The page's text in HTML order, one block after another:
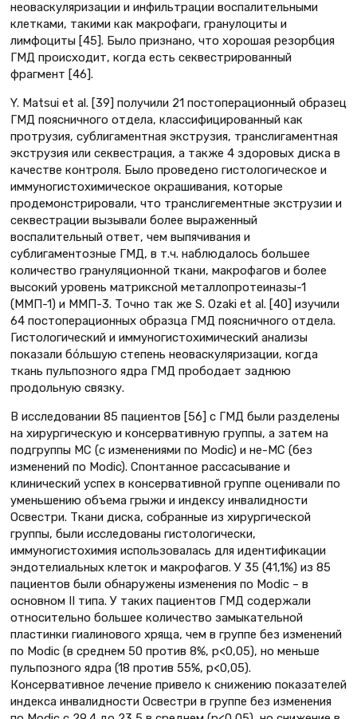
неоваскуляризации и инфильтрации воспалительными
клетками, такими как макрофаги, гранулоциты и
лимфоциты [45]. Было признано, что хорошая резорбция
ГМД происходит, когда есть секвестрированный
фрагмент [46].
Y. Matsui et al. [39] получили 21 постоперационный образец
ГМД поясничного отдела, классифицированный как
протрузия, сублигаментная экструзия, транслигаментная
экструзия или секвестрация, а также 4 здоровых диска в
качестве контроля. Было проведено гистологическое и
иммуногистохимическое окрашивания, которые
продемонстрировали, что транслигементные экструзии и
секвестрации вызывали более выраженный
воспалительный ответ, чем выпячивания и
сублигаментозные ГМД, в т.ч. наблюдалось большее
количество грануляционной ткани, макрофагов и более
высокий уровень матриксной металлопротеиназы-1
(ММП-1) и ММП-3. Точно так же S. Ozaki et al. [40] изучили
64 постоперационных образца ГМД поясничного отдела.
Гистологический и иммуногистохимический анализы
показали бόльшую степень неоваскуляризации, когда
ткань пульпозного ядра ГМД прободает заднюю
продольную связку.
В исследовании 85 пациентов [56] с ГМД были разделены
на хирургическую и консервативную группы, а затем на
подгруппы MC (с изменениями по Modic) и не-MC (без
изменений по Modic). Спонтанное рассасывание и
клинический успех в консервативной группе оценивали по
уменьшению объема грыжи и индексу инвалидности
Освестри. Ткани диска, собранные из хирургической
группы, были исследованы гистологически,
иммуногистохимия использовалась для идентификации
эндотелиальных клеток и макрофагов. У 35 (41,1%) из 85
пациентов были обнаружены изменения по Modic – в
основном II типа. У таких пациентов ГМД содержали
относительно большее количество замыкательной
пластинки гиалинового хряща, чем в группе без изменений
по Modic (в среднем 50 против 8%, р<0,05), но меньше
пульпозного ядра (18 против 55%, р<0,05).
Консервативное лечение привело к снижению показателей
индекса инвалидности Освестри в группе без изменения